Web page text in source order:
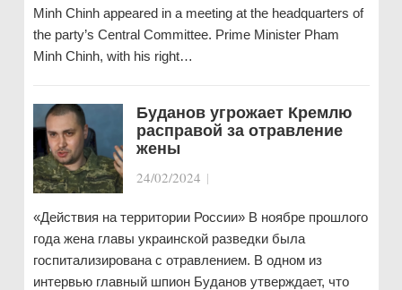
Minh Chinh appeared in a meeting at the headquarters of
the party’s Central Committee. Prime Minister Pham
Minh Chinh, with his right…
Буданов угрожает Кремлю
расправой за отравление
жены
24/02/2024 |
«Действия на территории России» В ноябре прошлого
года жена главы украинской разведки была
госпитализирована с отравлением. В одном из
интервью главный шпион Буданов утверждает, что